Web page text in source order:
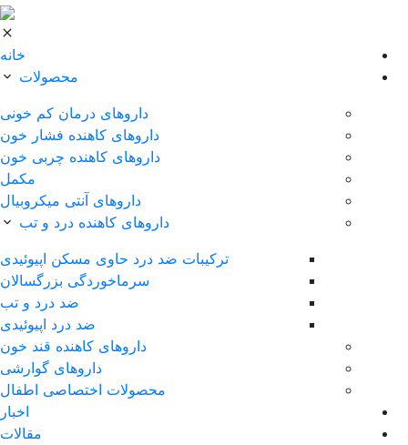
خانه
محصولات
داروهای درمان کم خونی
داروهای کاهنده فشار خون
داروهای کاهنده چربی خون
مکمل
داروهای آنتی میکروبیال
داروهای کاهنده درد و تب
ترکیبات ضد درد حاوی مسکن اپیوئیدی
سرماخوردگی بزرگسالان
ضد درد و تب
ضد درد اپیوئیدی
داروهای کاهنده قند خون
داروهای گوارشی
محصولات اختصاصی اطفال
اخبار
مقالات